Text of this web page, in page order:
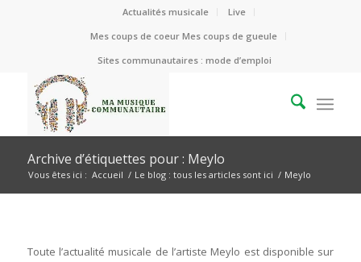
Actualités musicale
Live
Mes coups de coeur Mes coups de gueule
Sites communautaires : mode d’emploi
Archive d’étiquettes pour : Meylo
Vous êtes ici : Accueil / Le blog : tous les articles sont ici / Meylo
Toute l’actualité musicale de l’artiste Meylo est disponible sur